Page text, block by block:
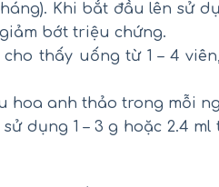
Khi bắt đầu lên sử
bớt triệu chứng.
thấy uống từ 1 – 4
hoa anh thảo trong mỗi
sử dụng 1 – 3 g hoặc 2.4